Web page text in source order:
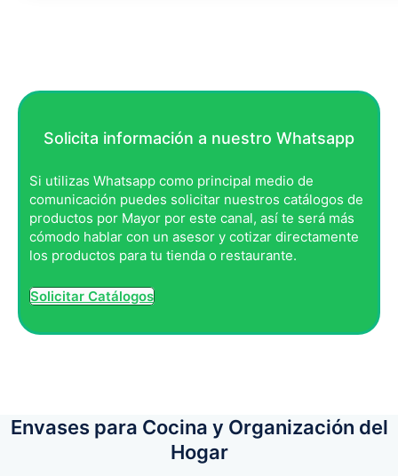
Solicita información a nuestro Whatsapp
Si utilizas Whatsapp como principal medio de
comunicación puedes solicitar nuestros catálogos de
productos por Mayor por este canal, así te será más
cómodo hablar con un asesor y cotizar directamente
los productos para tu tienda o restaurante.
Solicitar Catálogos
Envases para Cocina y Organización del
Hogar